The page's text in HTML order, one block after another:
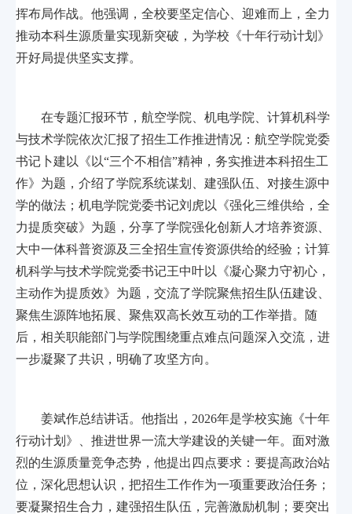
挥布局作战。他强调，全校要坚定信心、迎难而上，全力
推动本科生源质量实现新突破，为学校《十年行动计划》
开好局提供坚实支撑。
在专题汇报环节，航空学院、机电学院、计算机科学
与技术学院依次汇报了招生工作推进情况：航空学院党委
书记卜建以《以“三个不相信”精神，务实推进本科招生工
作》为题，介绍了学院系统谋划、建强队伍、对接生源中
学的做法；机电学院党委书记刘虎以《强化三维供给，全
力提质突破》为题，分享了学院强化创新人才培养资源、
大中一体科普资源及三全招生宣传资源供给的经验；计算
机科学与技术学院党委书记王中叶以《凝心聚力守初心，
主动作为提质效》为题，交流了学院聚焦招生队伍建设、
聚焦生源阵地拓展、聚焦双高长效互动的工作举措。随
后，相关职能部门与学院围绕重点难点问题深入交流，进
一步凝聚了共识，明确了攻坚方向。
姜斌作总结讲话。他指出，2026年是学校实施《十年
行动计划》、推进世界一流大学建设的关键一年。面对激
烈的生源质量竞争态势，他提出四点要求：要提高政治站
位，深化思想认识，把招生工作作为一项重要政治任务；
要凝聚招生合力，建强招生队伍，完善激励机制；要突出